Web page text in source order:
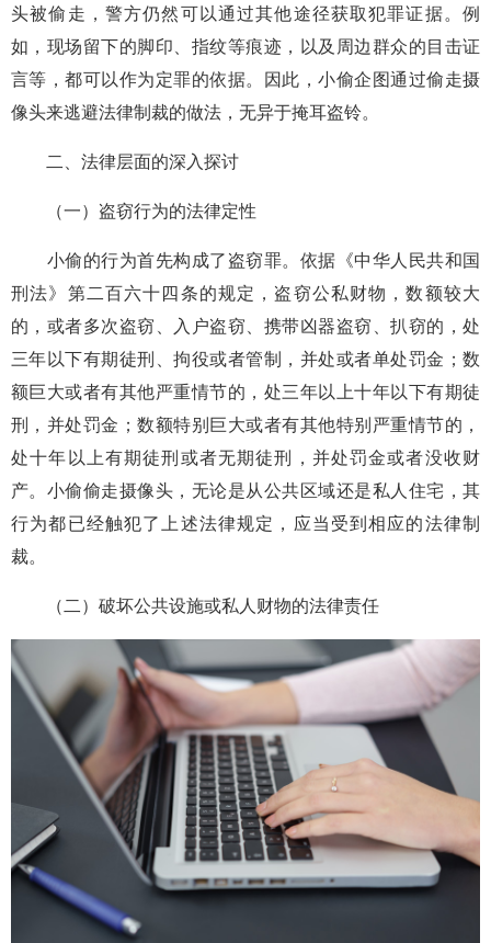
头被偷走，警方仍然可以通过其他途径获取犯罪证据。例
如，现场留下的脚印、指纹等痕迹，以及周边群众的目击证
言等，都可以作为定罪的依据。因此，小偷企图通过偷走摄
像头来逃避法律制裁的做法，无异于掩耳盗铃。
二、法律层面的深入探讨
（一）盗窃行为的法律定性
小偷的行为首先构成了盗窃罪。依据《中华人民共和国
刑法》第二百六十四条的规定，盗窃公私财物，数额较大
的，或者多次盗窃、入户盗窃、携带凶器盗窃、扒窃的，处
三年以下有期徒刑、拘役或者管制，并处或者单处罚金；数
额巨大或者有其他严重情节的，处三年以上十年以下有期徒
刑，并处罚金；数额特别巨大或者有其他特别严重情节的，
处十年以上有期徒刑或者无期徒刑，并处罚金或者没收财
产。小偷偷走摄像头，无论是从公共区域还是私人住宅，其
行为都已经触犯了上述法律规定，应当受到相应的法律制
裁。
（二）破坏公共设施或私人财物的法律责任